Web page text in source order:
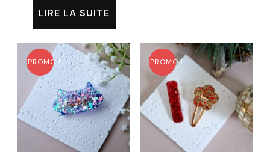
LIRE LA SUITE
PROMO ! PROMO !